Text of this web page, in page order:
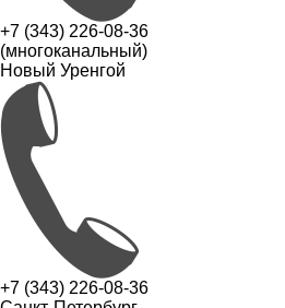
+7 (343) 226-08-36
(многоканальный)
Новый Уренгой
+7 (343) 226-08-36